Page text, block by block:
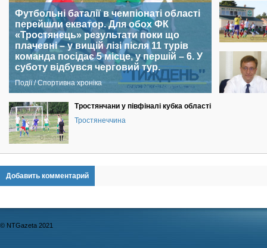
Футбольні баталії в чемпіонаті області
перейшли екватор. Для обох ФК
«Тростянець» результати поки що
плачевні – у вищій лізі після 11 турів
команда посідає 5 місце, у першій – 6. У
суботу відбувся черговий тур.
Події / Спортивна хроніка
Тростянчани у півфіналі кубка області
Тростянеччина
Добавить комментарий
© NTGazeta 2021